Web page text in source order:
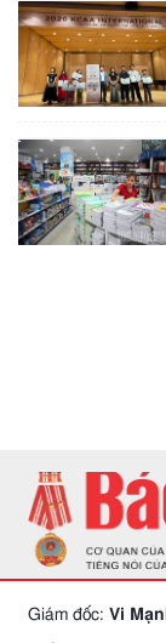
Giám đốc: Vi